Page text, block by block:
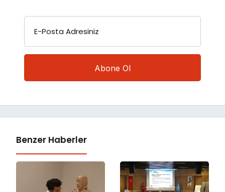
E-Posta Adresiniz
Benzer Haberler